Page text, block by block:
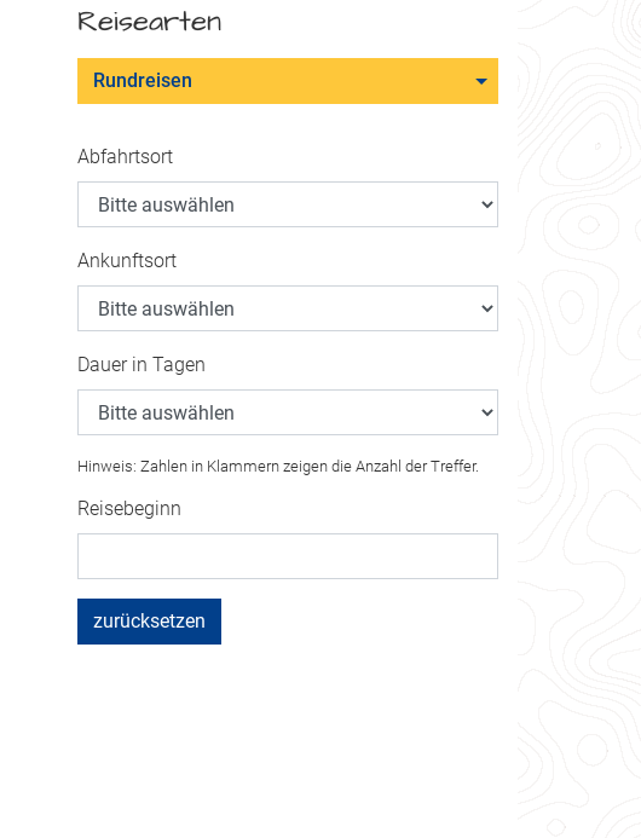
Reisearten
Rundreisen
Abfahrtsort
Ankunftsort
Dauer in Tagen
Hinweis: Zahlen in Klammern zeigen die Anzahl der Treffer.
Reisebeginn
zurücksetzen